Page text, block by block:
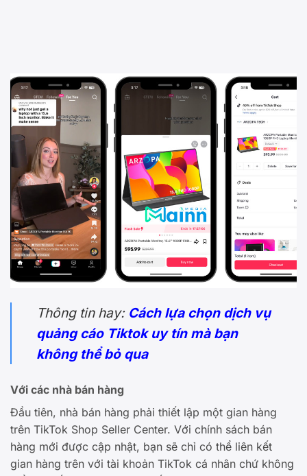
Thông tin hay: Cách lựa chọn dịch vụ
quảng cáo Tiktok uy tín mà bạn
không thể bỏ qua
Với các nhà bán hàng
Đầu tiên, nhà bán hàng phải thiết lập một gian hàng
trên TikTok Shop Seller Center. Với chính sách bán
hàng mới được cập nhật, bạn sẽ chỉ có thể liên kết
gian hàng trên với tài khoản TikTok cá nhân chứ không